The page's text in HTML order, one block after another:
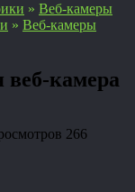
» Веб-камеры
» Веб-камеры
камера
266